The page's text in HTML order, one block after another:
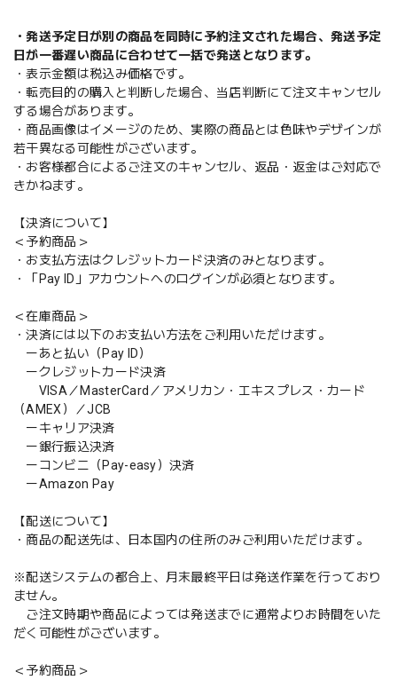
・発送予定日が別の商品を同時に予約注文された場合、発送予定
日が一番遅い商品に合わせて一括で発送となります。
・表示金額は税込み価格です。
・転売目的の購入と判断した場合、当店判断にて注文キャンセル
する場合があります。
・商品画像はイメージのため、実際の商品とは色味やデザインが
若干異なる可能性がございます。
・お客様都合によるご注文のキャンセル、返品・返金はご対応で
きかねます。
【決済について】
＜予約商品＞
・お支払方法はクレジットカード決済のみとなります。
・「Pay ID」アカウントへのログインが必須となります。
＜在庫商品＞
・決済には以下のお支払い方法をご利用いただけます。
ーあと払い（Pay ID）
ークレジットカード決済
VISA／MasterCard／アメリカン・エキスプレス・カード
（AMEX）／JCB
ーキャリア決済
ー銀行振込決済
ーコンビニ（Pay-easy）決済
ーAmazon Pay
【配送について】
・商品の配送先は、日本国内の住所のみご利用いただけます。
※配送システムの都合上、月末最終平日は発送作業を行っており
ません。
ご注文時期や商品によっては発送までに通常よりお時間をいた
だく可能性がございます。
＜予約商品＞